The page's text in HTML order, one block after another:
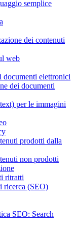
semplice
dei contenuti
web
documenti elettronici
dei documenti
per le immagini
prodotti dalla
non prodotti
ritratti
ricerca (SEO)
SEO: Search